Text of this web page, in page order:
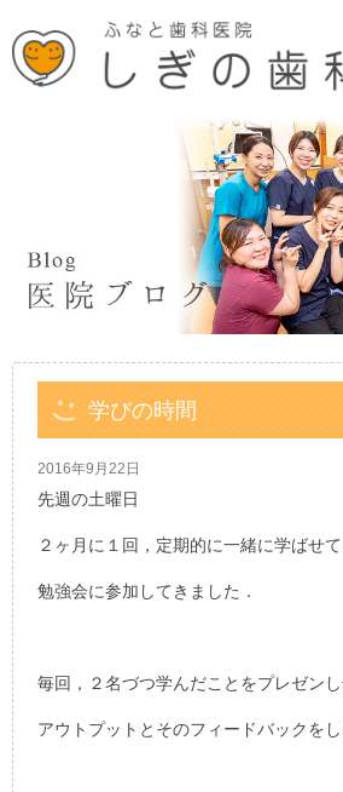
学びの時間
2016年9月22日
先週の土曜日
２ヶ月に１回，定期的に一緒に学ばせ
勉強会に参加してきました．
毎回，２名づつ学んだことをプレゼン
アウトプットとそのフィードバックを